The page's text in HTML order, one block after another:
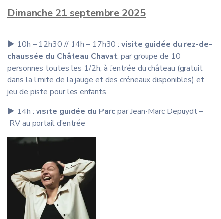
Dimanche 21 septembre 2025
▶︎ 10h – 12h30 // 14h – 17h30 : visite guidée du rez-de-
chaussée du Château Chavat, par groupe de 10
personnes toutes les 1/2h, à l’entrée du château (gratuit
dans la limite de la jauge et des créneaux disponibles) et
jeu de piste pour les enfants.
▶︎ 14h : visite guidée du Parcpar Jean-Marc Depuydt –
RV au portail d’entrée